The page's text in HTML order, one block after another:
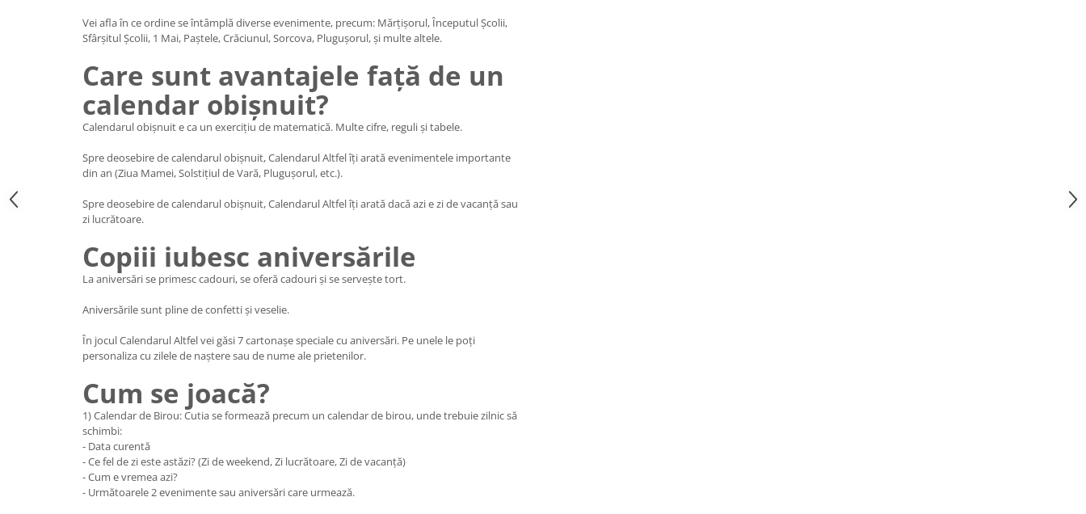
Vei afla în ce ordine se întâmplă diverse evenimente, precum: Mărțișorul, Începutul Școlii,
Sfârșitul Școlii, 1 Mai, Paștele, Crăciunul, Sorcova, Plugușorul, și multe altele.
Care sunt avantajele față de un
calendar obișnuit?
Calendarul obișnuit e ca un exercițiu de matematică. Multe cifre, reguli și tabele.
Spre deosebire de calendarul obișnuit, Calendarul Altfel îți arată evenimentele importante
din an (Ziua Mamei, Solstițiul de Vară, Plugușorul, etc.).
Spre deosebire de calendarul obișnuit, Calendarul Altfel îți arată dacă azi e zi de vacanță sau
zi lucrătoare.
Copiii iubesc aniversările
La aniversări se primesc cadouri, se oferă cadouri și se servește tort.
Aniversările sunt pline de confetti și veselie.
În jocul Calendarul Altfel vei găsi 7 cartonașe speciale cu aniversări. Pe unele le poți
personaliza cu zilele de naștere sau de nume ale prietenilor.
Cum se joacă?
1) Calendar de Birou: Cutia se formează precum un calendar de birou, unde trebuie zilnic să
schimbi:
- Data curentă
- Ce fel de zi este astăzi? (Zi de weekend, Zi lucrătoare, Zi de vacanță)
- Cum e vremea azi?
- Următoarele 2 evenimente sau aniversări care urmează.